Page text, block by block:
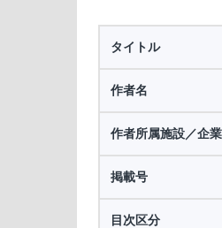
タイトル
作者名
作者所属施設／企業
掲載号
目次区分